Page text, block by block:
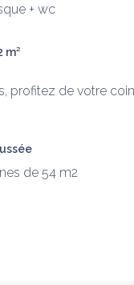
+ wc
m²
profitez de votre
de 54 m2